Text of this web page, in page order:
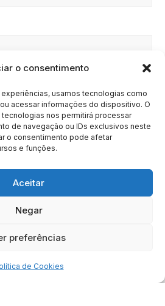
o consentimento
usamos tecnologias como
acessar informações do dispositivo. O
nos permitirá processar
de navegação ou IDs exclusivos neste
o consentimento pode afetar
e funções.
Aceitar
Negar
preferências
de Cookies
BRASIL
- 2023 | Arresala Noticias™